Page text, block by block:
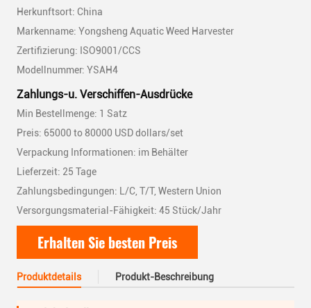
Herkunftsort: China
Markenname: Yongsheng Aquatic Weed Harvester
Zertifizierung: ISO9001/CCS
Modellnummer: YSAH4
Zahlungs-u. Verschiffen-Ausdrücke
Min Bestellmenge: 1 Satz
Preis: 65000 to 80000 USD dollars/set
Verpackung Informationen: im Behälter
Lieferzeit: 25 Tage
Zahlungsbedingungen: L/C, T/T, Western Union
Versorgungsmaterial-Fähigkeit: 45 Stück/Jahr
Erhalten Sie besten Preis
Produktdetails Produkt-Beschreibung